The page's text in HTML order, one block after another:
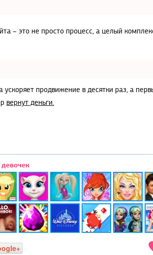
– это не просто процесс, а целый
ускоряет продвижение в десятки раз, а
вернут деньги.